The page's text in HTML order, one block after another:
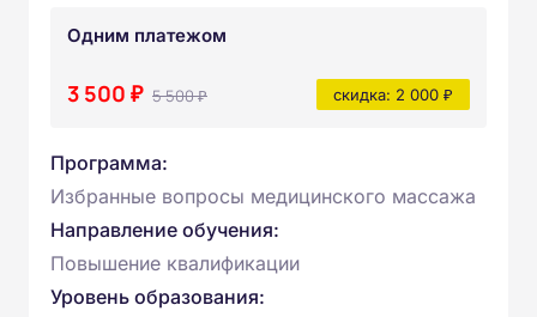
Одним платежом
3 500 ₽ 5 500 ₽ скидка: 2 000 ₽
Программа:
Избранные вопросы медицинского массажа
Направление обучения:
Повышение квалификации
Уровень образования: